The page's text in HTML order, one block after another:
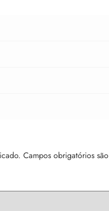
Campos obrigatórios são